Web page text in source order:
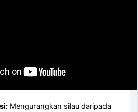
Mengurangkan silau daripada